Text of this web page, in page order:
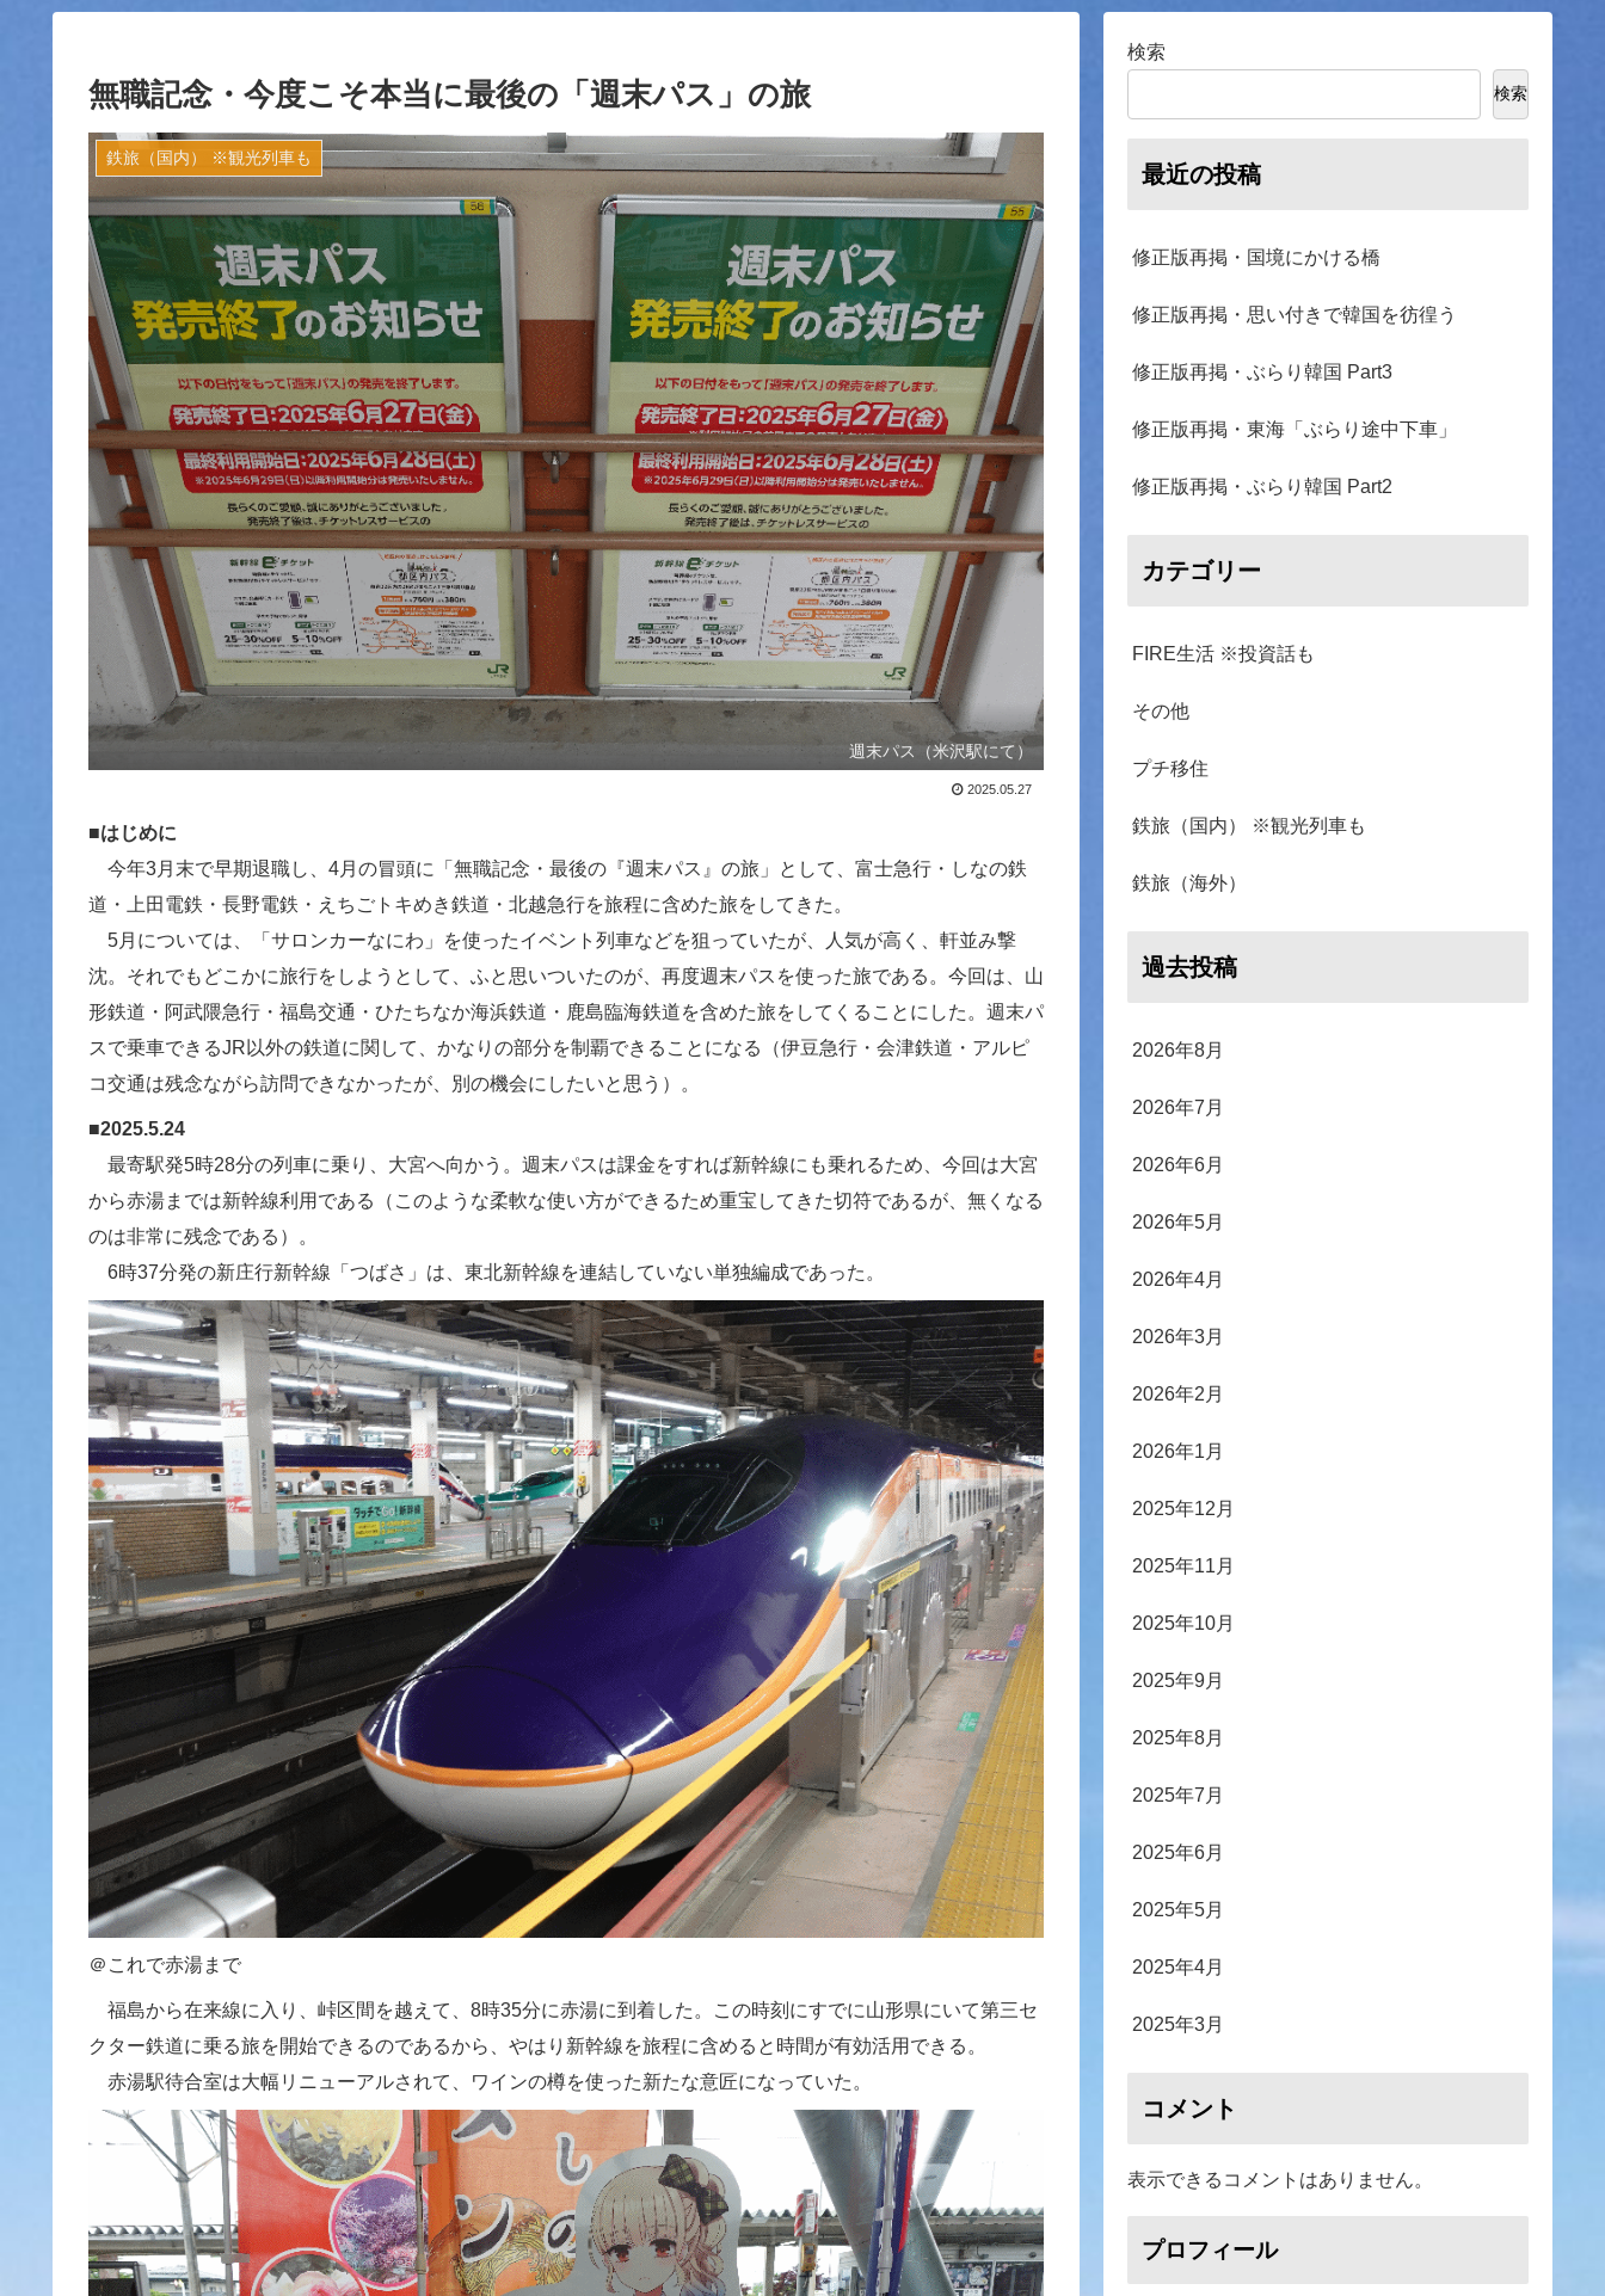
無職記念・今度こそ本当に最後の「週末パス」の旅
鉄旅（国内） ※観光列車も
週末パス（米沢駅にて）
2025.05.27
■はじめに
今年3月末で早期退職し、4月の冒頭に「無職記念・最後の『週末パス』の旅」として、富士急行・しなの鉄
道・上田電鉄・長野電鉄・えちごトキめき鉄道・北越急行を旅程に含めた旅をしてきた。
5月については、「サロンカーなにわ」を使ったイベント列車などを狙っていたが、人気が高く、軒並み撃
沈。それでもどこかに旅行をしようとして、ふと思いついたのが、再度週末パスを使った旅である。今回は、山
形鉄道・阿武隈急行・福島交通・ひたちなか海浜鉄道・鹿島臨海鉄道を含めた旅をしてくることにした。週末パ
スで乗車できるJR以外の鉄道に関して、かなりの部分を制覇できることになる（伊豆急行・会津鉄道・アルピ
コ交通は残念ながら訪問できなかったが、別の機会にしたいと思う）。
■2025.5.24
最寄駅発5時28分の列車に乗り、大宮へ向かう。週末パスは課金をすれば新幹線にも乗れるため、今回は大宮
から赤湯までは新幹線利用である（このような柔軟な使い方ができるため重宝してきた切符であるが、無くなる
のは非常に残念である）。
6時37分発の新庄行新幹線「つばさ」は、東北新幹線を連結していない単独編成であった。
＠これで赤湯まで
福島から在来線に入り、峠区間を越えて、8時35分に赤湯に到着した。この時刻にすでに山形県にいて第三セ
クター鉄道に乗る旅を開始できるのであるから、やはり新幹線を旅程に含めると時間が有効活用できる。
赤湯駅待合室は大幅リニューアルされて、ワインの樽を使った新たな意匠になっていた。
検索
検索
最近の投稿
修正版再掲・国境にかける橋
修正版再掲・思い付きで韓国を彷徨う
修正版再掲・ぶらり韓国 Part3
修正版再掲・東海「ぶらり途中下車」
修正版再掲・ぶらり韓国 Part2
カテゴリー
FIRE生活 ※投資話も
その他
プチ移住
鉄旅（国内） ※観光列車も
鉄旅（海外）
過去投稿
2026年8月
2026年7月
2026年6月
2026年5月
2026年4月
2026年3月
2026年2月
2026年1月
2025年12月
2025年11月
2025年10月
2025年9月
2025年8月
2025年7月
2025年6月
2025年5月
2025年4月
2025年3月
コメント
表示できるコメントはありません。
プロフィール